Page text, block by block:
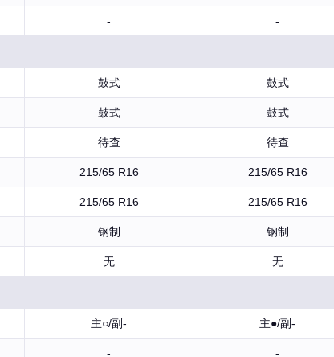
- -
鼓式 鼓式
鼓式 鼓式
待查 待查
215/65 R16 215/65 R16
215/65 R16 215/65 R16
钢制 钢制
无 无
主○/副- 主●/副-
- -